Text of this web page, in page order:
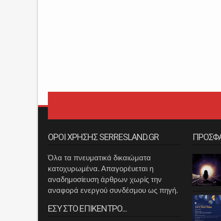
ΟΡΟΙ ΧΡΗΣΗΣ SERRESLAND.GR
Όλα τα πνευματικά δικαιώματα
κατοχυρωμένα. Απαγορέυεται η
αναδημοσίευση άρθρων χωρίς την
αναφορά ενεργού συνδέσμου ως πηγή.
ΕΣΥ ΣΤΟ ΕΠΙΚΕΝΤΡΟ...